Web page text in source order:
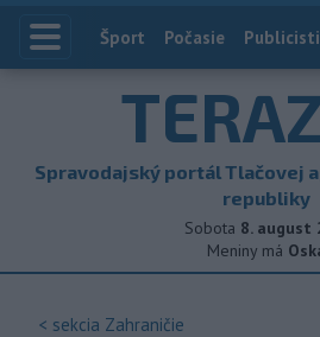
Index
Šport Počasie
Spravodajský portál Tlačovej
republiky
Sobota 8. august
Meniny má
< sekcia Zahraničie